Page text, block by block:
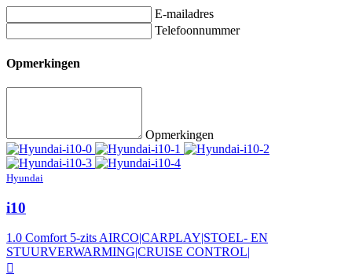
E-mailadres
Telefoonnummer
Opmerkingen
Opmerkingen
Hyundai
i10
1.0 Comfort 5-zits AIRCO|CARPLAY|STOEL- EN
STUURVERWARMING|CRUISE CONTROL|